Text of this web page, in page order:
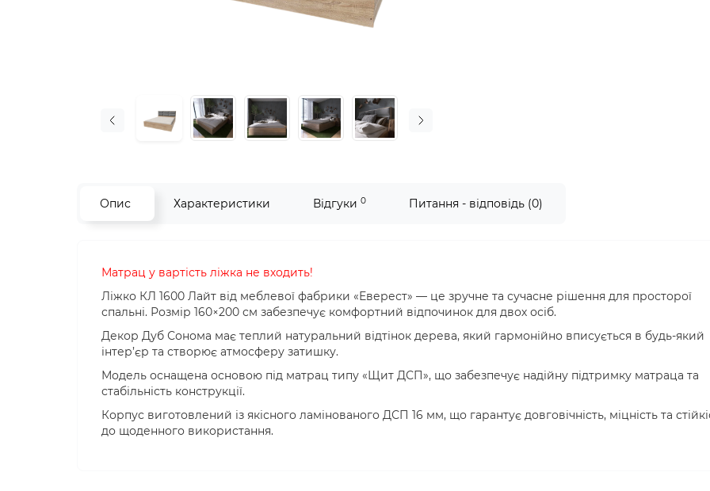
Опис Характеристики Відгуки 0 Питання - відповідь (0)
Матрац у вартість ліжка не входить!
Ліжко КЛ 1600 Лайт від меблевої фабрики «Еверест» — це зручне та сучасне рішення для просторої
спальні. Розмір 160×200 см забезпечує комфортний відпочинок для двох осіб.
Декор Дуб Сонома має теплий натуральний відтінок дерева, який гармонійно вписується в будь-який
інтер’єр та створює атмосферу затишку.
Модель оснащена основою під матрац типу «Щит ДСП», що забезпечує надійну підтримку матраца та
стабільність конструкції.
Корпус виготовлений із якісного ламінованого ДСП 16 мм, що гарантує довговічність, міцність та
до щоденного використання.